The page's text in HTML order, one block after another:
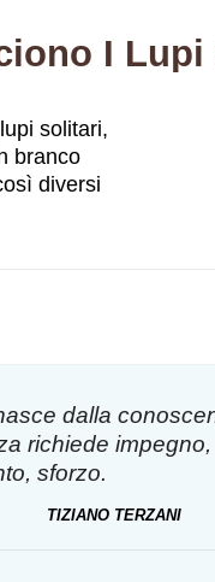
solitari,
branco
diversi
dalla
richiede impegno,
sforzo.
TIZIANO TERZANI